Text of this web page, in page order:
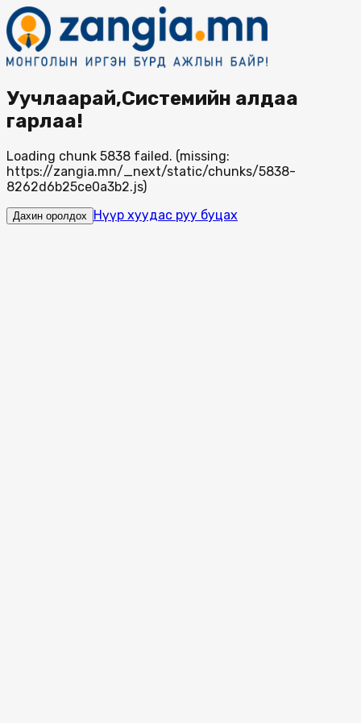
Уучлаарай,Системийн алдаа
гарлаа!
Loading chunk 5838 failed. (missing:
https://zangia.mn/_next/static/chunks/5838-
8262d6b25ce0a3b2.js)
Дахин оролдох Нүүр хуудас руу буцах